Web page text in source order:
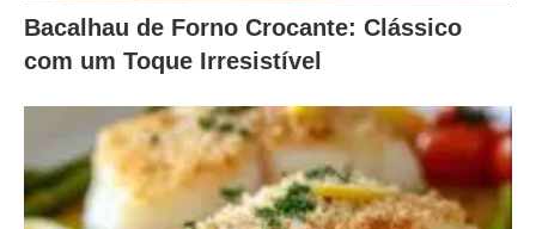
Bacalhau de Forno Crocante: Clássico
com um Toque Irresistível